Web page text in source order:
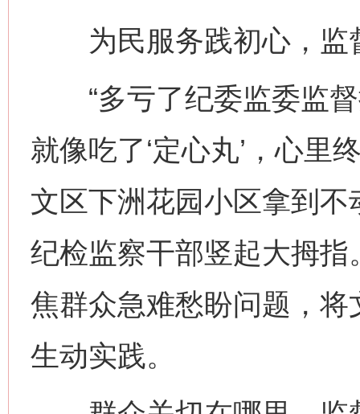
为民服务践初心，监
“多亏了纪委监委监督
就像吃了‘定心丸’，心里
文区下洲花园小区拿到
纪检监察干部竖起大拇
焦群众急难愁盼问题，
生动实践。